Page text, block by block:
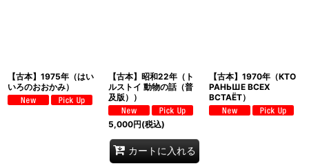
【古本】1975年（はい
いろのおおかみ）
【古本】昭和22年（ト
ルストイ 動物の話（普
及版））
5,000円(税込)
カートに入れる
【古本】1970年（КТО
РАНЬШЕ BCEX
ВСТАЁТ）